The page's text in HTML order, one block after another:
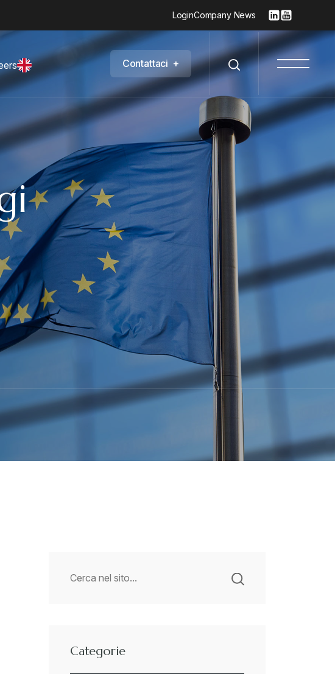
LoginCompany News
Contattaci +
Categorie